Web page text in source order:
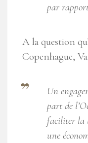
par
A la question
Copenhague,
Un
part de
faciliter la
une